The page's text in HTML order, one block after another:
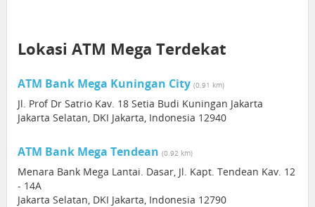
Lokasi ATM Mega Terdekat
ATM Bank Mega Kuningan City (0.91 km)
Jl. Prof Dr Satrio Kav. 18 Setia Budi Kuningan Jakarta
Jakarta Selatan, DKI Jakarta, Indonesia 12940
ATM Bank Mega Tendean (0.92 km)
Menara Bank Mega Lantai. Dasar, Jl. Kapt. Tendean Kav. 12
- 14A
Jakarta Selatan, DKI Jakarta, Indonesia 12790